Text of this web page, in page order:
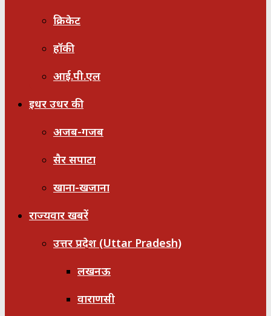
क्रिकेट
हॉकी
आई.पी.एल
इधर उधर की
अजब-गजब
सैर सपाटा
खाना-खजाना
राज्यवार खबरें
उत्तर प्रदेश (Uttar Pradesh)
लखनऊ
वाराणसी